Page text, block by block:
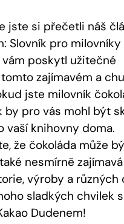
jste ⁢si přečetli⁣ náš⁢
Slovník⁣ pro milovníky
‍vám poskytl užitečné
zajímavém a
jste milovník
by pro vás mohl být
vaší knihovny doma.
že čokoláda může
​nesmírně‍
⁤výroby ⁢a různých
sladkých chvilek
Dudenem!